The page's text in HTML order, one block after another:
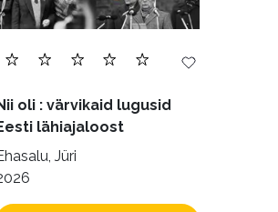
oli : värvikaid lugusid
lähiajaloost
Jüri